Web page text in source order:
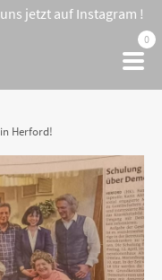
jetzt auf Instagram !
0
Herford!